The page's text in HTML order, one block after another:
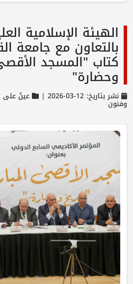
الهيئة الإسلامية
بالتعاون مع جامعة
كتاب "المسجد
وحضارة"
نشر بتاريخ: 12-03-2026 | عينٌ
وفنون